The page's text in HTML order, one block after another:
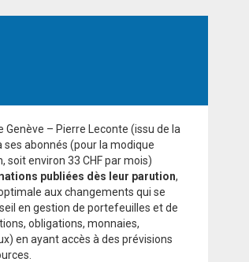
Genève – Pierre Leconte (issu de la
abonnés (pour la modique
soit environ 33 CHF par mois)
publiées dès leur parution,
aux changements qui se
en gestion de portefeuilles et de
obligations, monnaies,
en ayant accès à des prévisions